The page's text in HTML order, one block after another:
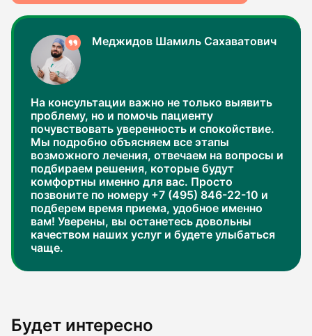
Меджидов Шамиль Сахаватович
На консультации важно не только выявить
проблему, но и помочь пациенту
почувствовать уверенность и спокойствие.
Мы подробно объясняем все этапы
возможного лечения, отвечаем на вопросы и
подбираем решения, которые будут
комфортны именно для вас. Просто
позвоните по номеру +7 (495) 846-22-10 и
подберем время приема, удобное именно
вам! Уверены, вы останетесь довольны
качеством наших услуг и будете улыбаться
чаще.
Будет интересно